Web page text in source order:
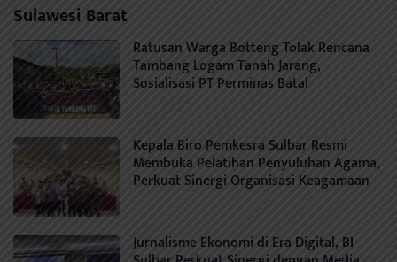
Sulawesi Barat
Ratusan Warga Botteng Tolak Rencana
Tambang Logam Tanah Jarang,
Sosialisasi PT Perminas Batal
Kepala Biro Pemkesra Sulbar Resmi
Membuka Pelatihan Penyuluhan Agama,
Perkuat Sinergi Organisasi Keagamaan
Jurnalisme Ekonomi di Era Digital, BI